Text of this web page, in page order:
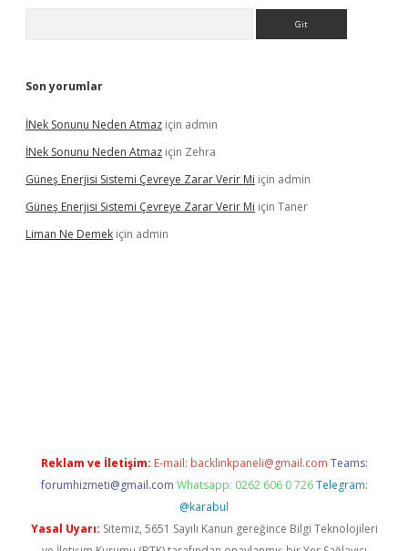
Son yorumlar
İNek Sonunu Neden Atmaz için admin
İNek Sonunu Neden Atmaz için Zehra
Güneş Enerjisi Sistemi Çevreye Zarar Verir Mi için admin
Güneş Enerjisi Sistemi Çevreye Zarar Verir Mi için Taner
Liman Ne Demek için admin
Reklam ve İletişim: E-mail: backlinkpaneli@gmail.com Teams:
forumhizmeti@gmail.com Whatsapp: 0262 606 0 726 Telegram:
@karabul
Yasal Uyarı: Sitemiz, 5651 Sayılı Kanun gereğince Bilgi Teknolojileri